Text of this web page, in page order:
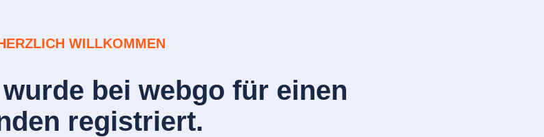
WILLKOMMEN
bei webgo für einen
registriert.